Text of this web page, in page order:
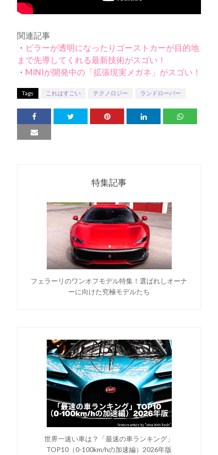
関連記事
・ ピラーが透明になったりゴーストカーが目的地
まで先導してくれる最新技術がスゴい！
・ MINIが開発中の「拡張現実メガネ」がスゴい！
Tags これはすごい テクノロジー ランドローバー
特集記事
フェラーリのワンオフモデル特集！選ばれしオーナ
ーに向けた究極モデルたち
世界一速い車は？「最速の車ランキング」
TOP10（0-100km/hの加速編）2026年版